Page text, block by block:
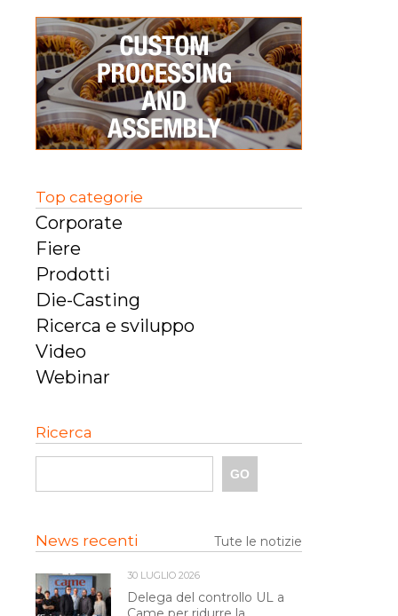
Top categorie
Corporate
Fiere
Prodotti
Die-Casting
Ricerca e sviluppo
Video
Webinar
Ricerca
News recenti Tute le notizie
30 LUGLIO 2026
Delega del controllo UL a